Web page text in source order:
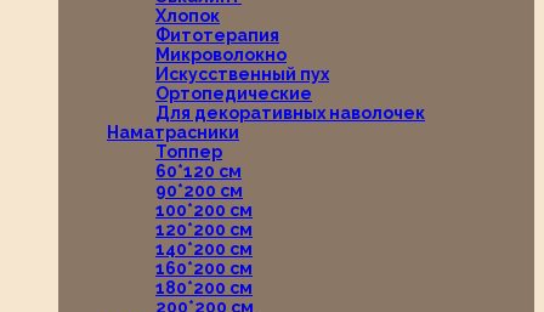
Хлопок
Фитотерапия
Микроволокно
Искусственный пух
Ортопедические
Для декоративных наволочек
Наматрасники
Топпер
60*120 см
90*200 см
100*200 см
120*200 см
140*200 см
160*200 см
180*200 см
200*200 см